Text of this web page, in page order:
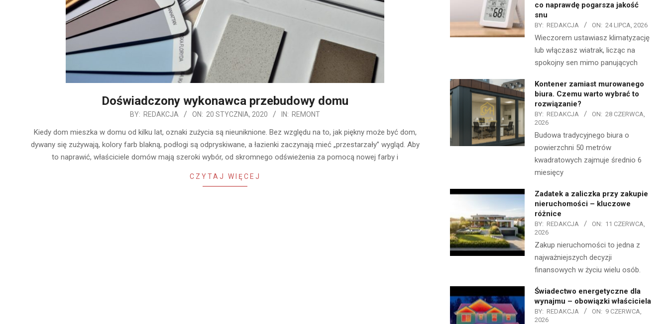
Doświadczony wykonawca przebudowy domu
BY: REDAKCJA ON: 20 STYCZNIA, 2020 IN: REMONT
Kiedy dom mieszka w domu od kilku lat, oznaki zużycia są nieuniknione. Bez względu na to, jak piękny może być dom,
dywany się zużywają, kolory farb blakną, podłogi są odpryskiwane, a łazienki zaczynają mieć „przestarzały” wygląd. Aby
to naprawić, właściciele domów mają szeroki wybór, od skromnego odświeżenia za pomocą nowej farby i
CZYTAJ WIĘCEJ
co naprawdę pogarsza jakość
snu
BY: REDAKCJA ON: 24 LIPCA, 2026
Wieczorem ustawiasz klimatyzację
lub włączasz wiatrak, licząc na
spokojny sen mimo panujących
Kontener zamiast murowanego
biura. Czemu warto wybrać to
rozwiązanie?
BY: REDAKCJA ON: 28 CZERWCA,
2026
Budowa tradycyjnego biura o
powierzchni 50 metrów
kwadratowych zajmuje średnio 6
miesięcy
Zadatek a zaliczka przy zakupie
nieruchomości – kluczowe
różnice
BY: REDAKCJA ON: 11 CZERWCA,
2026
Zakup nieruchomości to jedna z
najważniejszych decyzji
finansowych w życiu wielu osób.
Świadectwo energetyczne dla
wynajmu – obowiązki właściciela
BY: REDAKCJA ON: 9 CZERWCA,
2026